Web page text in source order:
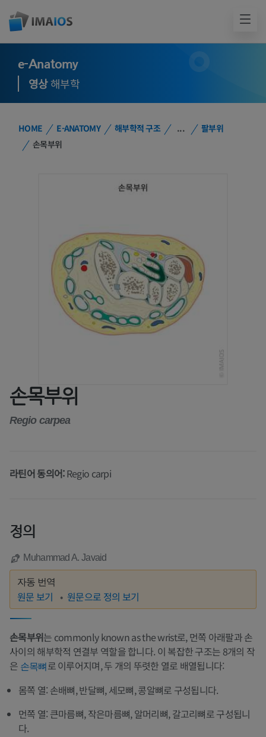
e-Anatomy
영상해부학
HOME E-ANATOMY 해부학적 구조 ...
팔부위
손목부위
손목부위
Regio carpea
라틴어 동의어:Regio carpi
정의
Muhammad A. Javaid
자동 번역
원문 보기 원문으로 정의 보기
손목부위는 commonly known as the wrist로, 먼쪽 아래팔과 손
사이의 해부학적 연결부 역할을 합니다. 이 복잡한 구조는 8개의 작
은 손목뼈로 이루어지며, 두 개의 뚜렷한 열로 배열됩니다:
몸쪽 열: 손배뼈, 반달뼈, 세모뼈, 콩알뼈로 구성됩니다.
먼쪽 열: 큰마름뼈, 작은마름뼈, 알머리뼈, 갈고리뼈로 구성됩니
다.